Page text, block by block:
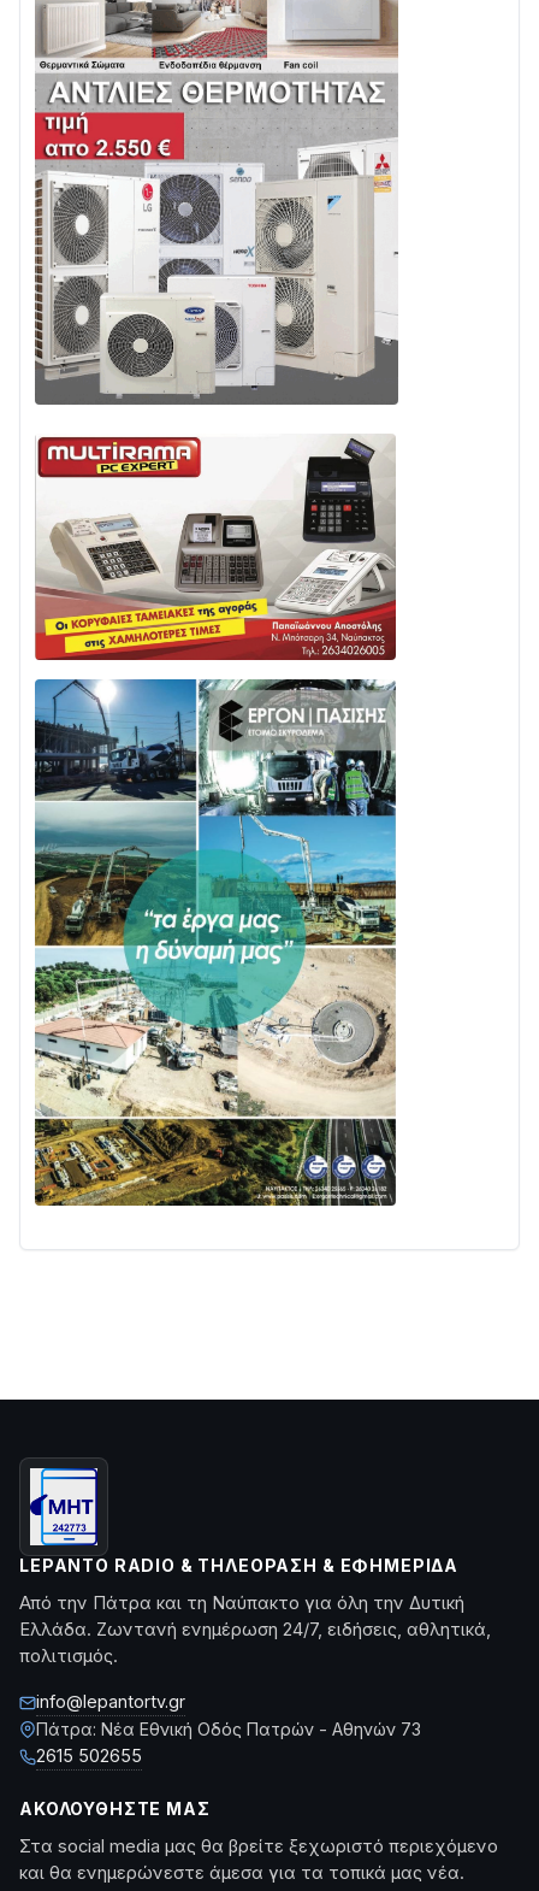
LEPANTO RADIO & ΤΗΛΕΌΡΑΣΗ & ΕΦΗΜΕΡΊΔΑ
Από την Πάτρα και τη Ναύπακτο για όλη την Δυτική
Ελλάδα. Ζωντανή ενημέρωση 24/7, ειδήσεις, αθλητικά,
πολιτισμός.
info@lepantortv.gr
Πάτρα: Νέα Εθνική Οδός Πατρών - Αθηνών 73
2615 502655
ΑΚΟΛΟΥΘΉΣΤΕ ΜΑΣ
Στα social media μας θα βρείτε ξεχωριστό περιεχόμενο
και θα ενημερώνεστε άμεσα για τα τοπικά μας νέα.